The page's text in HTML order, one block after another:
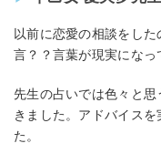
以前に恋愛の相談をし
言？？言葉が現実になっ
先生の占いでは色々と
きました。アドバイス
た。